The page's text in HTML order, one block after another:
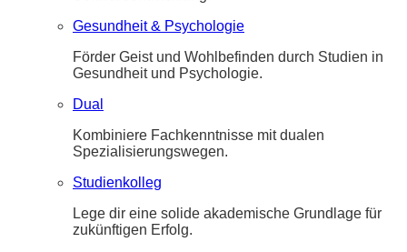
Gesundheit & Psychologie
Förder Geist und Wohlbefinden durch Studien in
Gesundheit und Psychologie.
Dual
Kombiniere Fachkenntnisse mit dualen
Spezialisierungswegen.
Studienkolleg
Lege dir eine solide akademische Grundlage für
zukünftigen Erfolg.